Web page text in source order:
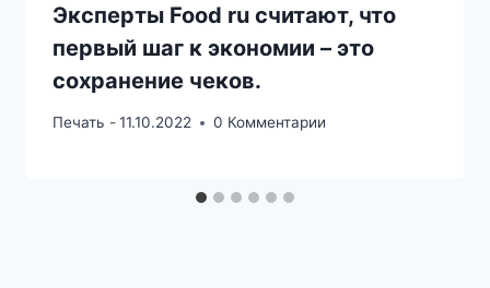
Эксперты Food ru считают, что
первый шаг к экономии – это
сохранение чеков.
Печать -11.10.2022 0 Комментарии